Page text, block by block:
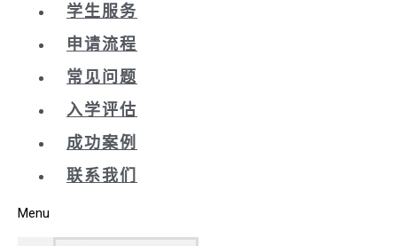
学生服务
申请流程
常见问题
入学评估
成功案例
联系我们
Menu